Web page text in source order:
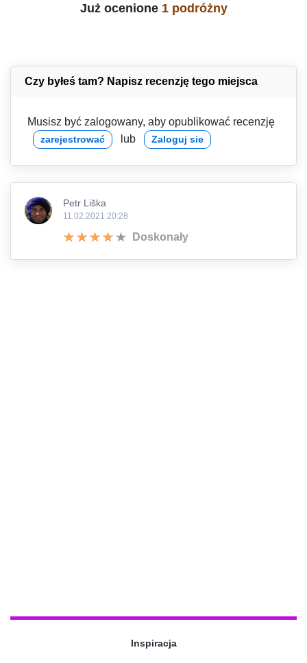
Już ocenione 1 podróżny
Czy byłeś tam? Napisz recenzję tego miejsca
Musisz być zalogowany, aby opublikować recenzję
zarejestrować lub Zaloguj sie
Petr Liška
11.02.2021 20:28
Doskonały
Inspiracja